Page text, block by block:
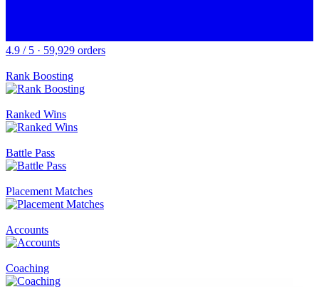
4.9 / 5 · 59,929 orders
Rank Boosting
Ranked Wins
Battle Pass
Placement Matches
Accounts
Coaching